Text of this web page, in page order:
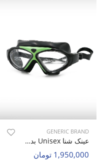
GENERIC BRAND
عینک شنا Unisex بدون برند Aqua Glide U
1,950,000 تومان